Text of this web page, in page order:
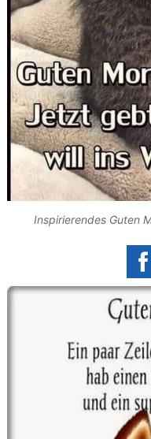
Inspirierendes Guten